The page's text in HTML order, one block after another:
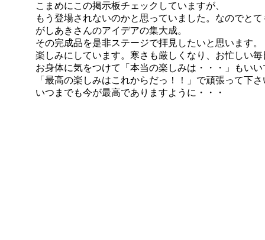
こまめにこの掲示板チェックしていますが、
もう登場されないのかと思っていました。なのでと
がしあきさんのアイデアの集大成。
その完成品を是非ステージで拝見したいと思います。
楽しみにしています。寒さも厳しくなり、お忙しい
お身体に気をつけて「本当の楽しみは・・・」もい
「最高の楽しみはこれからだっ！！」で頑張って下さ
いつまでも今が最高でありますように・・・